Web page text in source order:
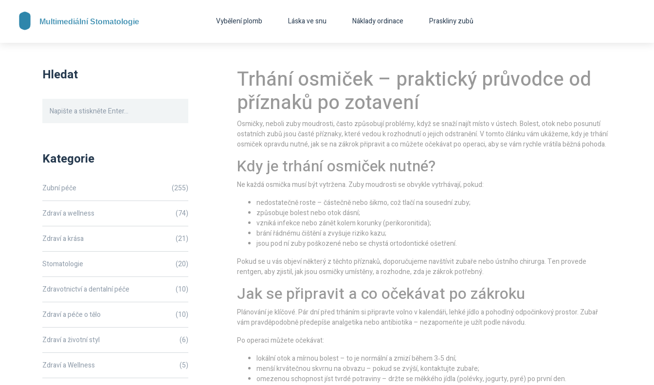
Vybělení plomb Láska ve snu Náklady ordinace Praskliny zubů
Trhání osmiček – praktický průvodce od
příznaků po zotavení
Osmičky, neboli zuby moudrosti, často způsobují problémy, když se snaží najít místo v ústech. Bolest, otok nebo posunutí
ostatních zubů jsou časté příznaky, které vedou k rozhodnutí o jejich odstranění. V tomto článku vám ukážeme, kdy je trhání
osmiček opravdu nutné, jak se na zákrok připravit a co můžete očekávat po operaci, aby se vám rychle vrátila běžná pohoda.
Kdy je trhání osmiček nutné?
Ne každá osmička musí být vytržena. Zuby moudrosti se obvykle vytrhávají, pokud:
nedostatečně roste – částečně nebo šikmo, což tlačí na sousední zuby;
způsobuje bolest nebo otok dásní;
vzniká infekce nebo zánět kolem korunky (perikoronitida);
brání řádnému čištění a zvyšuje riziko kazu;
jsou pod ní zuby poškozené nebo se chystá ortodontické ošetření.
Pokud se u vás objeví některý z těchto příznaků, doporučujeme navštívit zubaře nebo ústního chirurga. Ten provede
rentgen, aby zjistil, jak jsou osmičky umístěny, a rozhodne, zda je zákrok potřebný.
Jak se připravit a co očekávat po zákroku
Plánování je klíčové. Pár dní před trháním si připravte volno v kalendáři, lehké jídlo a pohodlný odpočinkový prostor. Zubař
vám pravděpodobně předepíše analgetika nebo antibiotika – nezapomeňte je užít podle návodu.
Po operaci můžete očekávat:
lokální otok a mírnou bolest – to je normální a zmizí během 3‑5 dní;
menší krvátečnou skvrnu na obvazu – pokud se zvýší, kontaktujte zubaře;
omezenou schopnost jíst tvrdé potraviny – držte se měkkého jídla (polévky, jogurty, pyré) po první den.
Hledat
Kategorie
Zubní péče (255)
Zdraví a wellness (74)
Zdraví a krása (21)
Stomatologie (20)
Zdravotnictví a dentalní péče (10)
Zdraví a péče o tělo (10)
Zdraví a životní styl (6)
Zdraví a Wellness (5)